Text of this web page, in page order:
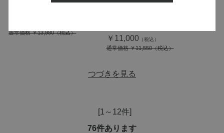
通常価格 ￥13,980
￥11,000
通常価格 ￥11,550
つづきを見る
[1～12件]
76件あります